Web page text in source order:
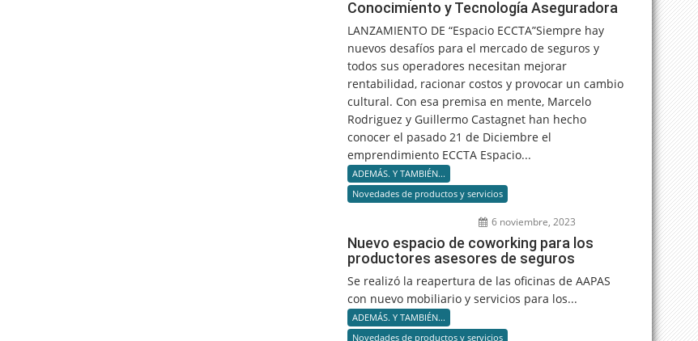
Conocimiento y Tecnología Aseguradora
LANZAMIENTO DE “Espacio ECCTA”Siempre hay
nuevos desafíos para el mercado de seguros y
todos sus operadores necesitan mejorar
rentabilidad, racionar costos y provocar un cambio
cultural. Con esa premisa en mente, Marcelo
Rodriguez y Guillermo Castagnet han hecho
conocer el pasado 21 de Diciembre el
emprendimiento ECCTA Espacio...
ADEMÁS. Y TAMBIÉN...
Novedades de productos y servicios
6 noviembre, 2023
Nuevo espacio de coworking para los
productores asesores de seguros
Se realizó la reapertura de las oficinas de AAPAS
con nuevo mobiliario y servicios para los...
ADEMÁS. Y TAMBIÉN...
Novedades de productos y servicios